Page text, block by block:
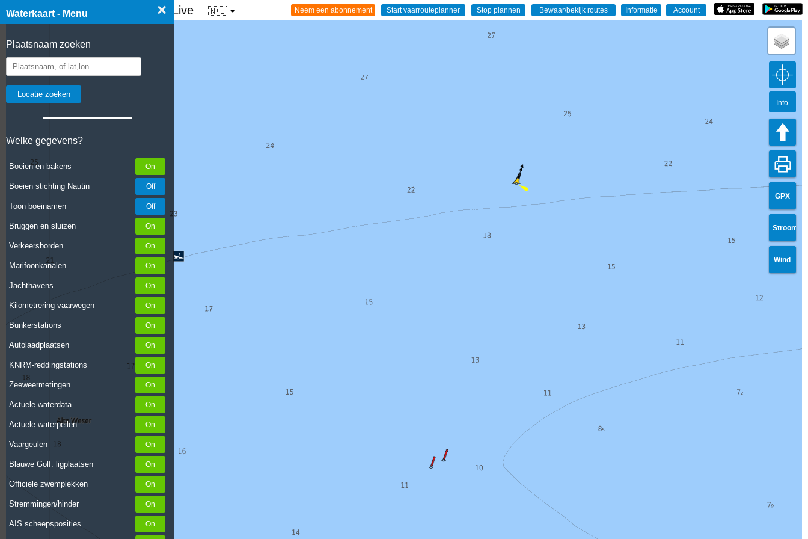
Waterkaart - Menu ×
Plaatsnaam zoeken
Welke gegevens?
Boeien en bakens
Boeien stichting Nautin
Toon boeinamen
Bruggen en sluizen
Verkeersborden
Marifoonkanalen
Jachthavens
Kilometrering vaarwegen
Bunkerstations
Autolaadplaatsen
KNRM-reddingstations
Zeeweermetingen
Actuele waterdata
Actuele waterpeilen
Vaargeulen
Blauwe Golf: ligplaatsen
Officiele zwemplekken
Stremmingen/hinder
AIS scheepsposities
☰ Waterkaart van Nederland - Live 🇳🇱
GPX
Stroom
Wind
Info